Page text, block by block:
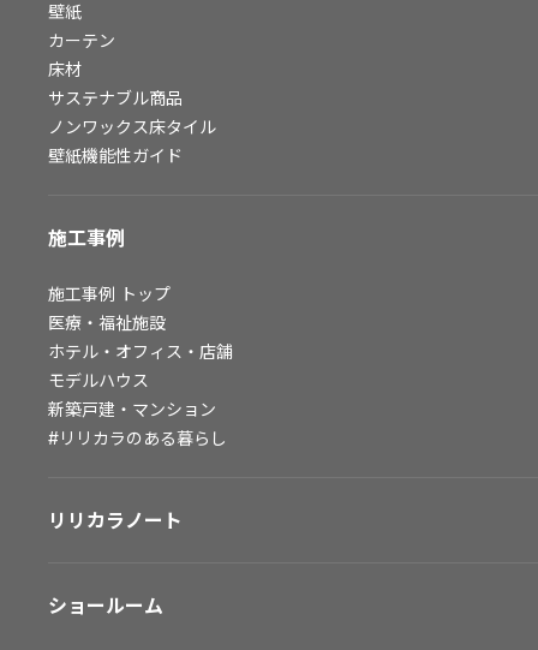
非住宅案件に関するお問い合わせ
事業紹介
スペースソリューション事業
ファシリティソリューション事業
不動産投資開発事業
会社情報
採用情報
壁紙
カーテン
床材
サステナブル商品
ノンワックス床タイル
壁紙機能性ガイド
施工事例
施工事例 トップ
医療・福祉施設
ホテル・オフィス・店舗
モデルハウス
新築戸建・マンション
#リリカラのある暮らし
リリカラノート
ショールーム